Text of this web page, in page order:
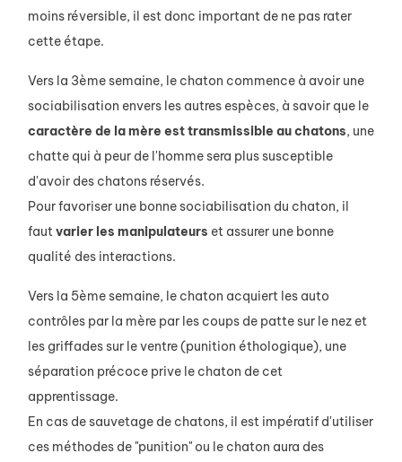
moins réversible, il est donc important de ne pas rater
cette étape.
Vers la 3ème semaine, le chaton commence à avoir une
sociabilisation envers les autres espèces, à savoir que le
caractère de la mère est transmissible au chatons, une
chatte qui à peur de l'homme sera plus susceptible
d'avoir des chatons réservés.
Pour favoriser une bonne sociabilisation du chaton, il
fautvarier les manipulateurs et assurer une bonne
qualité des interactions.
Vers la 5ème semaine, le chaton acquiert les auto
contrôles par la mère par les coups de patte sur le nez et
les griffades sur le ventre (punition éthologique), une
séparation précoce prive le chaton de cet
apprentissage.
En cas de sauvetage de chatons, il est impératif d'utiliser
ces méthodes de "punition" ou le chaton aura des